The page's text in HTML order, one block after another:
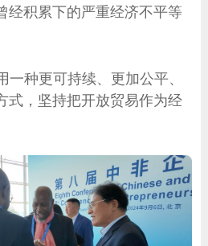
经积累下的严重经济不平等
一种更可持续、更加公平、
式，坚持把开放贸易作为经